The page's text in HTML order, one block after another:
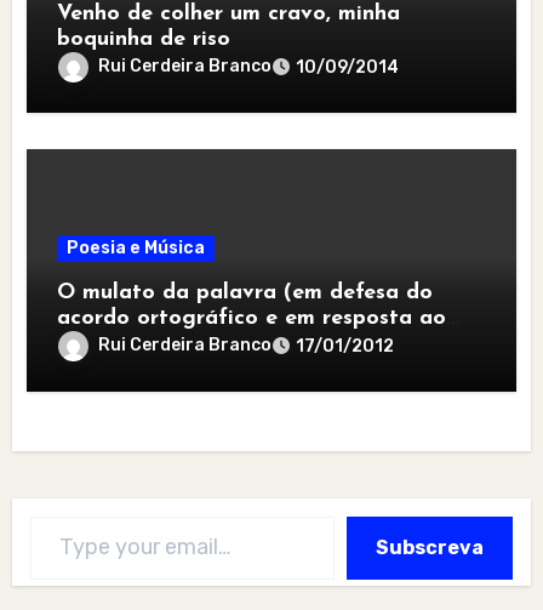
Venho de colher um cravo, minha
boquinha de riso
Rui Cerdeira Branco 10/09/2014
Poesia e Música
O mulato da palavra (em defesa do
acordo ortográfico e em resposta ao
jeito de desgarrada)
Rui Cerdeira Branco 17/01/2012
Subscreva